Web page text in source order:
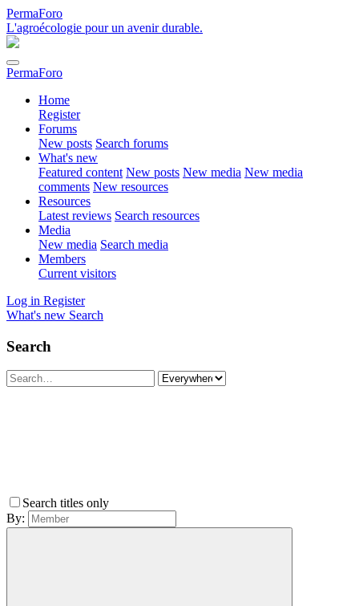
PermaForo
L'agroécologie pour un avenir durable.
PermaForo
Home
Register
Forums
New posts Search forums
What's new
Featured content New posts New media New media
comments New resources
Resources
Latest reviews Search resources
Media
New media Search media
Members
Current visitors
Log in Register
What's new Search
Search
Search titles only
By: